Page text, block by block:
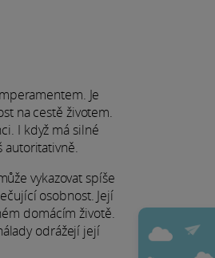
Je
na cestě životem.
I když má silné
autoritativně.
vykazovat spíše
osobnost. Její
domácím životě.
odrážejí její